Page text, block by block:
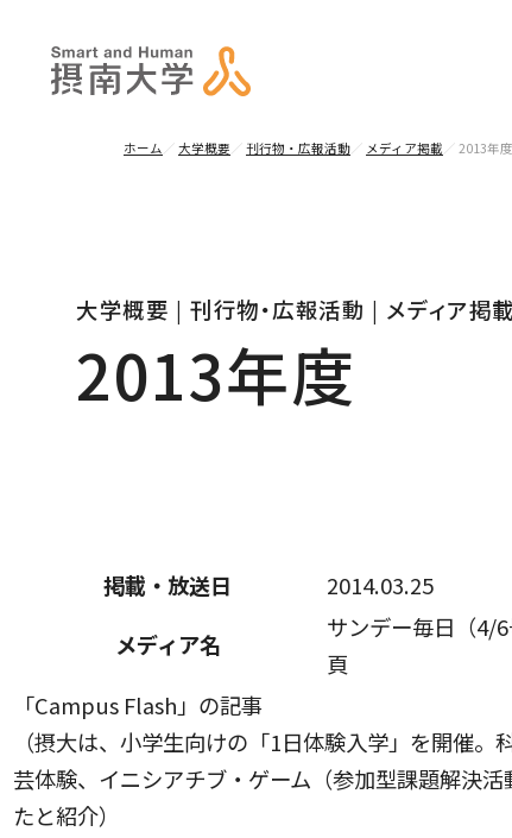
ホーム 大学概要 刊行物・広報活動 メディア掲載 2013年度
大学概要 | 刊行物・広報活動 | メディア掲載
2013年度
掲載・放送日
2014.03.25
メディア名
サンデー毎日（
頁
「Campus Flash」の記事
（摂大は、小学生向けの「1日体験入学」を開催。
芸体験、イニシアチブ・ゲーム（参加型課題解決活
たと紹介）